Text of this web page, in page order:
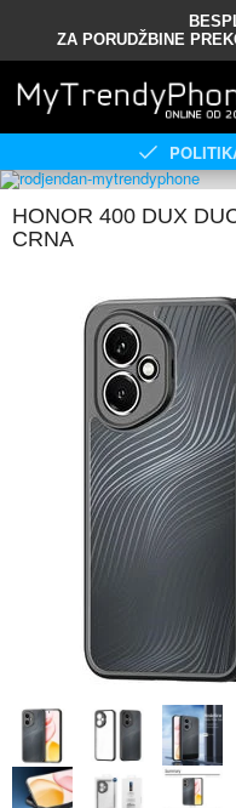
ZA PORUDŽBINE
HONOR 400 DUX
CRNA